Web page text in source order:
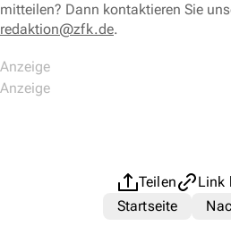
mitteilen? Dann kontaktieren Sie
redaktion@zfk.de.
Teilen
Link
Startseite